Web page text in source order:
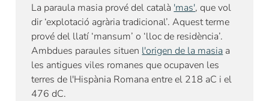
La paraula masia prové del català 'mas', que vol
dir ‘explotació agrària tradicional’. Aquest terme
prové del llatí ‘mansum’ o ‘lloc de residència’.
Ambdues paraules situen l'origen de la masia a
les antigues viles romanes que ocupaven les
terres de l'Hispània Romana entre el 218 aC i el
476 dC.